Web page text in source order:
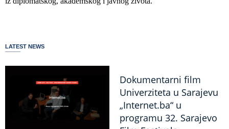
LATEST NEWS
Dokumentarni film
Univerziteta u Sarajevu
„Internet.ba“ u
programu 32. Sarajevo